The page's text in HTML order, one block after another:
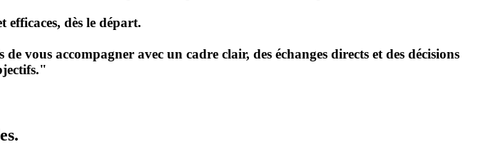
efficaces, dès le départ.
vous accompagner avec un cadre clair, des échanges directs et des décisions